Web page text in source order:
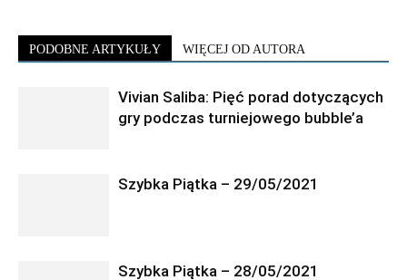
PODOBNE ARTYKUŁY WIĘCEJ OD AUTORA
Vivian Saliba: Pięć porad dotyczących
gry podczas turniejowego bubble’a
Szybka Piątka – 29/05/2021
Szybka Piątka – 28/05/2021